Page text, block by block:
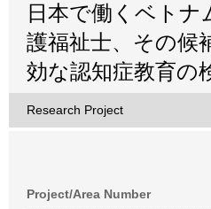
日本で働くベトナ
護福祉士、その候
効な認知症教育の
Research Project
Project/Area Number